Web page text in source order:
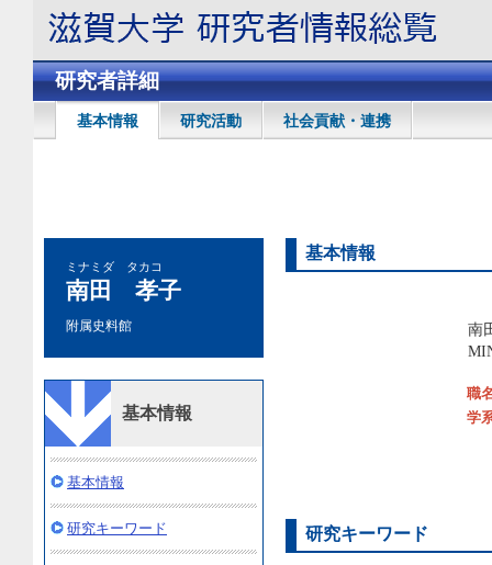
研究者詳細
基本情報 研究活動 社会貢献・連携
ミナミダ タカコ
南田 孝子
附属史料館
基本情報
基本情報
研究キーワード
基本情報
南
職
学
研究キーワード